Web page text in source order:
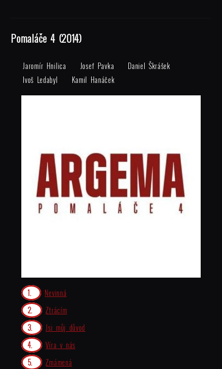
Pomaláče 4 (2014)
Jaromír Hnilica Josef Pavka
Daniel Škrášek
Ivoš Ledabyl
Kamil Hanáček
Nevinná
Ztrácím
Jsi můj důvod
Víra v nás
Zmámená